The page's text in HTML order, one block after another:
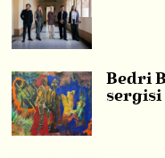
Bedri
sergisi